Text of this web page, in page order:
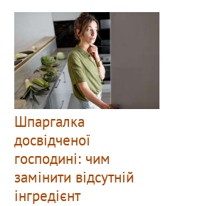
Шпаргалка
досвідченої
господині: чим
замінити відсутній
інгредієнт